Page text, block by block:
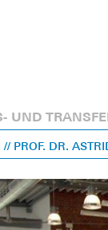
UND
// PROF. DR.